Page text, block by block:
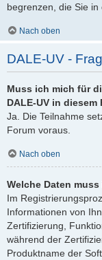
begrenzen, die Sie in
Nach oben
DALE-UV -
Muss ich mich für
DALE-UV in
Ja. Die Teilnahme
Forum voraus.
Nach oben
Welche Daten
Im
Informationen von
Zertifizierung,
während der
Produktname der